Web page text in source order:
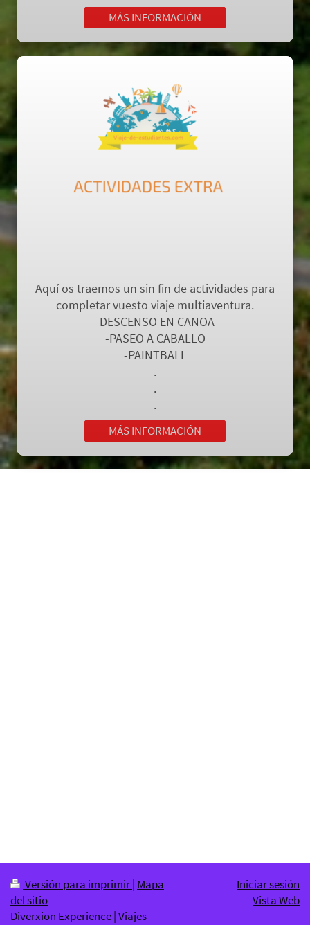
MÁS INFORMACIÓN
Aquí os traemos un sin fin de actividades para
completar vuesto viaje multiaventura.
-DESCENSO EN CANOA
-PASEO A CABALLO
-PAINTBALL
.
.
.
MÁS INFORMACIÓN
Versión para imprimir| Mapa
del sitio
Diverxion Experience | Viajes
Iniciar sesión
Vista Web